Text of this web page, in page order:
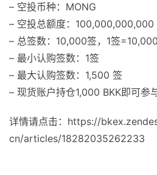
– 空投币种：MONG
– 空投总额度：100,000,000,000
– 总签数：10,000签，1签
– 最小认购签数：1签
– 最大认购签数：1,500 签
– 现货账户持仓1,000 BKK即可参
详情请点击：https://
cn/articles/18282035262233